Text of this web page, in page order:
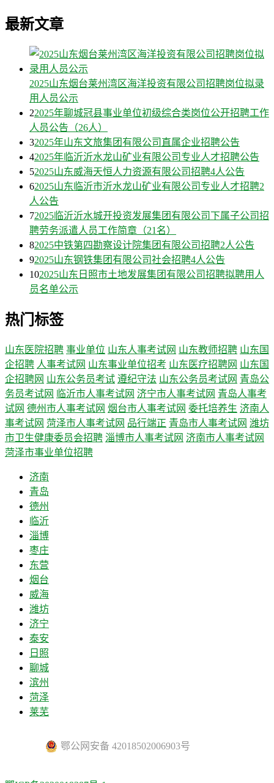
最新文章
2025山东烟台莱州湾区海洋投资有限公司招聘岗位拟录
用人员公示
22025年聊城冠县事业单位初级综合类岗位公开招聘工作
人员公告（26人）
32025年山东文旅集团有限公司直属企业招聘公告
42025年临沂沂水龙山矿业有限公司专业人才招聘公告
52025山东威海天恒人力资源有限公司招聘4人公告
62025山东临沂市沂水龙山矿业有限公司专业人才招聘2
人公告
72025临沂沂水城开投资发展集团有限公司下属子公司招
聘劳务派遣人员工作简章（21名）
82025中铁第四勘察设计院集团有限公司招聘2人公告
92025山东钢铁集团有限公司社会招聘4人公告
102025山东日照市土地发展集团有限公司招聘拟聘用人
员名单公示
热门标签
山东医院招聘 事业单位 山东人事考试网 山东教师招聘 山东国
企招聘 人事考试网 山东事业单位招考 山东医疗招聘网 山东国
企招聘网 山东公务员考试 遵纪守法 山东公务员考试网 青岛公
务员考试网
临沂市人事考试网 济宁市人事考试网 青岛人事考
试网 德州市人事考试网 烟台市人事考试网 委托培养生 济南人
事考试网 菏泽市人事考试网 品行端正 青岛市人事考试网 潍坊
市卫生健康委员会招聘 淄博市人事考试网 济南市人事考试网
菏泽市事业单位招聘
济南
青岛
德州
临沂
淄博
枣庄
东营
烟台
威海
潍坊
济宁
泰安
日照
聊城
滨州
菏泽
莱芜
鄂公网安备 42018502006903号